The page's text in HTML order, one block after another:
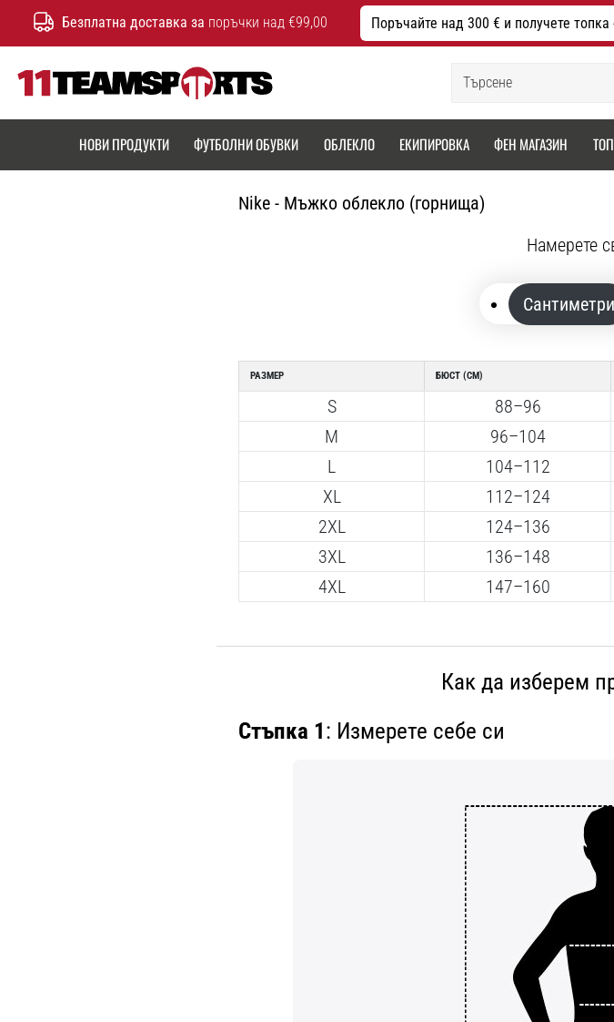
Безплатна доставка за поръчки над €99,00 Поръчайте над 300 € и получете
НОВИ ПРОДУКТИ ФУТБОЛНИ ОБУВКИ ОБЛЕКЛО ЕКИПИРОВКА ФЕН МАГАЗИН
Nike - Мъжко облекло (горнища)
Намерете
Сантиметри
РАЗМЕР
S
M
L
XL
2XL
3XL
4XL
БЮСТ (CM)
88–96
96–104
104–112
112–124
124–136
136–148
147–160
Как да изберем
Стъпка 1: Измерете себе си